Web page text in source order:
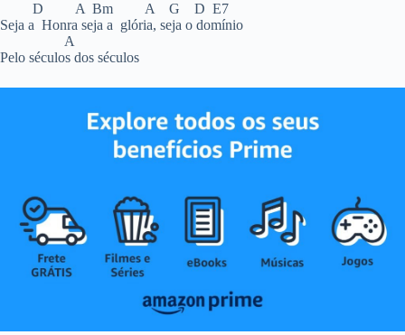
D A Bm A G D E7
Seja a Honra seja a glória, seja o domínio
A
Pelo séculos dos séculos